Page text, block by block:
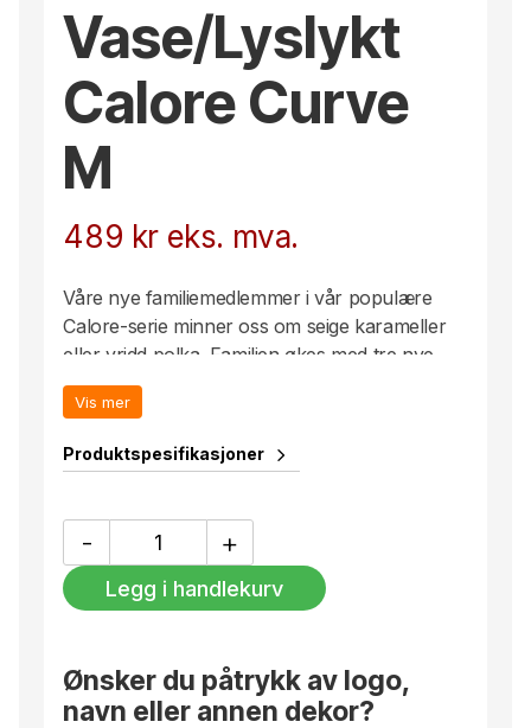
Vase/Lyslykt
Calore Curve
M
489 kr eks. mva.
Våre nye familiemedlemmer i vår populære
Calore-serie minner oss om seige karameller
eller vridd polka. Familien økes med tre nye
versjoner: brun/beige, svart/beige og blandet
grønn. Fine individuelt, men også fantastisk
Vis mer
Produktspesifikasjoner
-
Calore
Curve
M
+
Legg i handlekurv
Ønsker du påtrykk av logo,
navn eller annen dekor?